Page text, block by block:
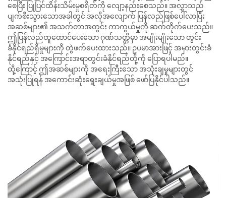
စေပြီး ပြုပြင်ထိန်းသိမ်းမှုစရိတ်ကို လျော့နည်းစေသည်။ အလွှာသည်
ပျက်စီးသွားသောအခါတွင် အလိုအလျောက် ပြန်လည်ဖြစ်ပေါ်လာပြီး
အဆစ်များ၏ အသက်တာအတွင်း ကာကွယ်မှုကို ဆက်တိုက်ပေးသည်။
ဤပြန်လည်ထူထောင်ပေးသော ဂုဏ်သတ္တိမှာ အမျိုးမျိုးသော တွင်း
ခံနိုင်ရည်ရှိမှုများကို တွဲဖက်ပေးထားသည်။ ဥပမာအားဖြင့် အမှားတွင်းခံ
နိုင်ရည်နှင့် အကြောင်းအရာတွင်းခံနိုင်ရည်တို့ကို ပြောရပါမည်။
ထို့ကြောင့် ဤအဆစ်များကို အရေးကြီးသော အသုံးချမှုများတွင်
အသုံးပြုရန် အကောင်းဆုံးရွေးချယ်မှုအဖြစ် ဖော်ပြနိုင်ပါသည်။